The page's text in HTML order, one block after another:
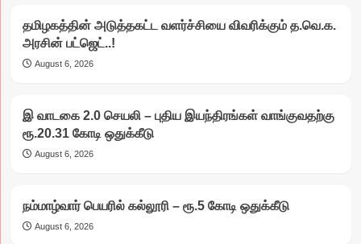
தமிழகத்தின் அடுத்தகட்ட வளர்ச்சியை விவரிக்கும் த.வெ.க.
அரசின் பட்ஜெட்..!
August 6, 2026
இ வாடகை 2.0 செயலி – புதிய இயந்திரங்கள் வாங்குவதற்கு
ரூ.20.31 கோடி ஒதுக்கீடு
August 6, 2026
நம்மாழ்வார் பெயரில் கல்லூரி – ரூ.5 கோடி ஒதுக்கீடு
August 6, 2026